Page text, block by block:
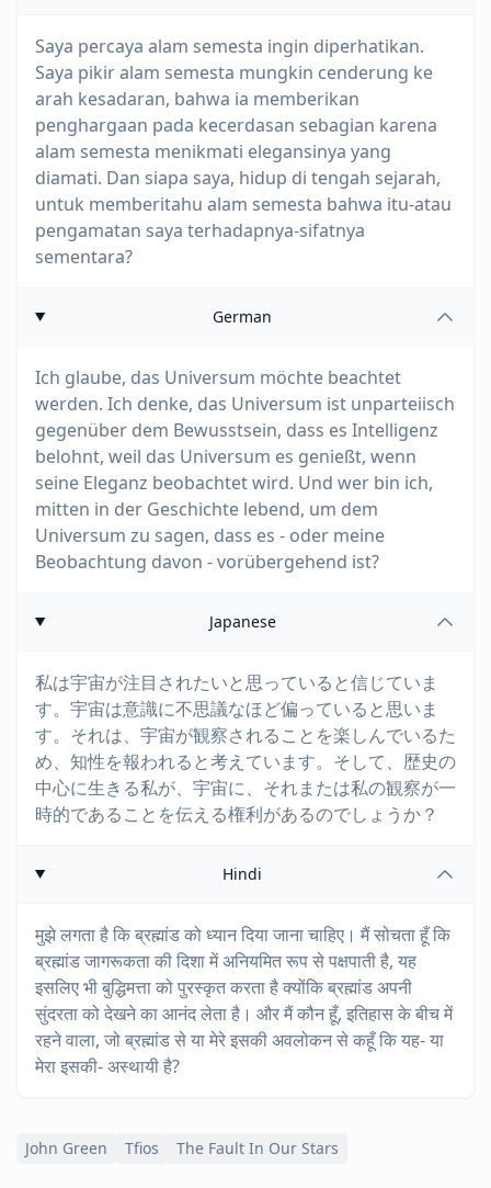
Saya percaya alam semesta ingin diperhatikan.
Saya pikir alam semesta mungkin cenderung ke
arah kesadaran, bahwa ia memberikan
penghargaan pada kecerdasan sebagian karena
alam semesta menikmati elegansinya yang
diamati. Dan siapa saya, hidup di tengah sejarah,
untuk memberitahu alam semesta bahwa itu-atau
pengamatan saya terhadapnya-sifatnya
sementara?
German
Ich glaube, das Universum möchte beachtet
werden. Ich denke, das Universum ist unparteiisch
gegenüber dem Bewusstsein, dass es Intelligenz
belohnt, weil das Universum es genießt, wenn
seine Eleganz beobachtet wird. Und wer bin ich,
mitten in der Geschichte lebend, um dem
Universum zu sagen, dass es - oder meine
Beobachtung davon - vorübergehend ist?
Japanese
私は宇宙が注目されたいと思っていると信じていま
す。宇宙は意識に不思議なほど偏っていると思いま
す。それは、宇宙が観察されることを楽しんでいるた
め、知性を報われると考えています。そして、歴史の
中心に生きる私が、宇宙に、それまたは私の観察が一
時的であることを伝える権利があるのでしょうか？
Hindi
मुझे लगता है कि ब्रह्मांड को ध्यान दिया जाना चाहिए। मैं सोचता हूँ कि
ब्रह्मांड जागरूकता की दिशा में अनियमित रूप से पक्षपाती है, यह
इसलिए भी बुद्धिमत्ता को पुरस्कृत करता है क्योंकि ब्रह्मांड अपनी
सुंदरता को देखने का आनंद लेता है। और मैं कौन हूँ, इतिहास के बीच में
रहने वाला, जो ब्रह्मांड से या मेरे इसकी अवलोकन से कहूँ कि यह- या
मेरा इसकी- अस्थायी है?
John Green Tfios The Fault In Our Stars